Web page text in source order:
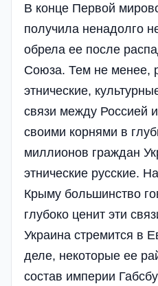
В конце Первой
получила ненадолго
обрела ее после
Союза. Тем не менее,
этнические,
связи между Россией
своими корнями в
миллионов граждан
этнические русские.
Крыму большинство
глубоко ценит эти
Украина стремится в
деле, некоторые ее
состав империи